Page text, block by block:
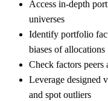
Access in-depth
universes
Identify portfolio
biases of allocations
Check factors peers
Leverage designed
and spot outliers